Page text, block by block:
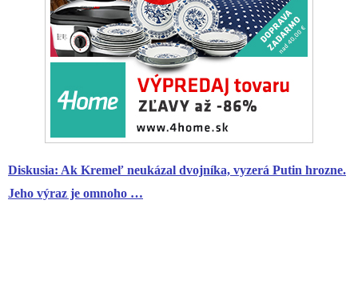
Diskusia: Ak Kremeľ neukázal dvojníka, vyzerá Putin hrozne.
Jeho výraz je omnoho …